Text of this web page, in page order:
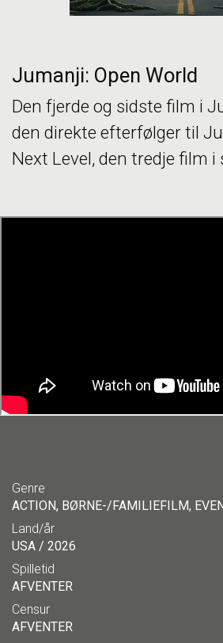
Jumanji: Open World
Den fjerde og sidste film i
den direkte efterfølger til
Next Level, den tredje film i
Genre
ACTION, BØRNE-/FAMILIEFILM,
Land/år
USA / 2026
Spilletid
AFVENTER
Censur
AFVENTER